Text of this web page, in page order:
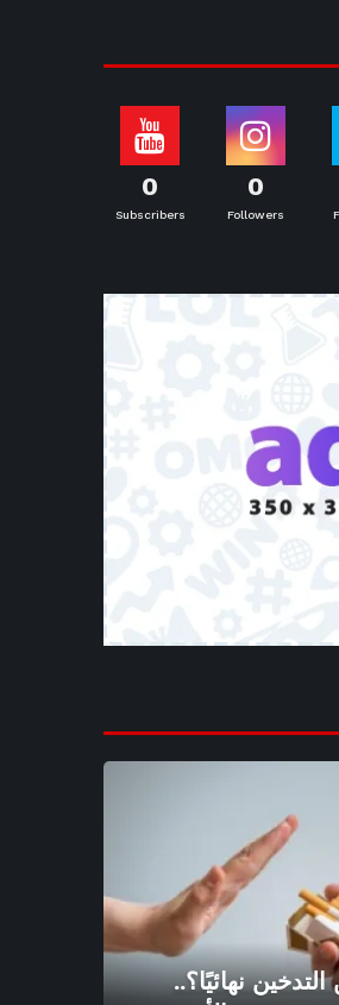
0
Followers
0
Subscribers
نهائيًا؟..